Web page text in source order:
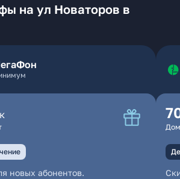
на ул Новаторов в
новых абонентов.